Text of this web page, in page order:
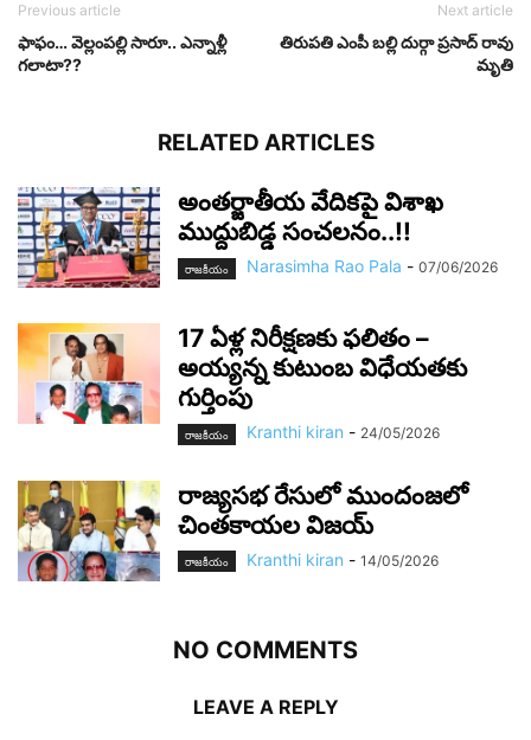
Previous article
ఫాఫం… వెల్లంప‌ల్లి సారూ.. ఎన్నాళ్లీ
గ‌లాటా??
Next article
తిరుపతి ఎంపీ బల్లి దుర్గా ప్రసాద్ రావు
మృతి
RELATED ARTICLES
అంతర్జాతీయ వేదికపై విశాఖ
ముద్దుబిడ్డ సంచలనం..!!
రాజ‌కీయం Narasimha Rao Pala - 07/06/2026
17 ఏళ్ల నిరీక్షణకు ఫలితం –
అయ్యన్న కుటుంబ విధేయతకు
గుర్తింపు
రాజ‌కీయం Kranthi kiran - 24/05/2026
రాజ్యసభ రేసులో ముందంజలో
చింతకాయల విజయ్
రాజ‌కీయం Kranthi kiran - 14/05/2026
NO COMMENTS
LEAVE A REPLY